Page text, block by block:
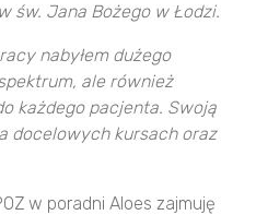
św. Jana Bożego w Łodzi.
nabyłem dużego
ale również
każdego pacjenta. Swoją
docelowych kursach oraz
w poradni Aloes zajmuję